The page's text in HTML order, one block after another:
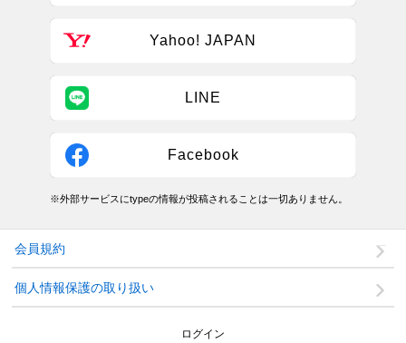
Yahoo! JAPAN
LINE
Facebook
※外部サービスにtypeの情報が投稿されることは一切ありません。
会員規約
個人情報保護の取り扱い
ログイン